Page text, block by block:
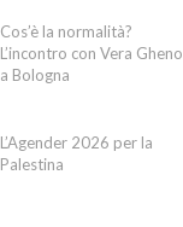
Cos’è la normalità?
L’incontro con Vera Gheno
a Bologna
L’Agender 2026 per la
Palestina